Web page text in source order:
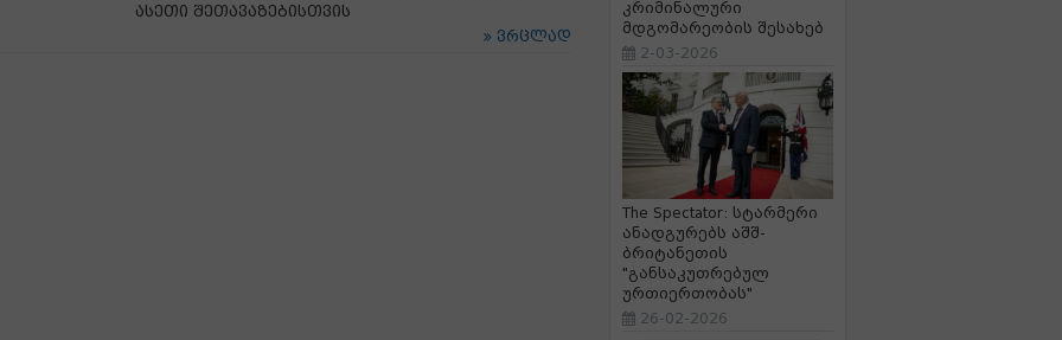
ასეთი შეთავაზებისთვის
ვრცლად
კრიმინალური
მდგომარეობის შესახებ
2-03-2026
The Spectator: სტარმერი
ანადგურებს აშშ-
ბრიტანეთის
"განსაკუთრებულ
ურთიერთობას"
26-02-2026